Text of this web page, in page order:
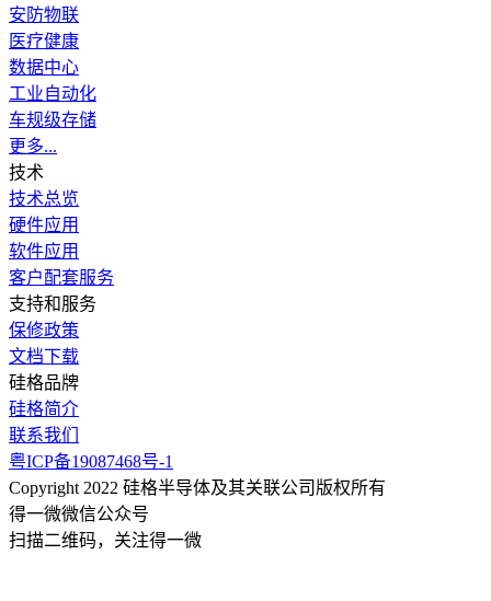
安防物联
医疗健康
数据中心
工业自动化
车规级存储
更多...
技术
技术总览
硬件应用
软件应用
客户配套服务
支持和服务
保修政策
文档下载
硅格品牌
硅格简介
联系我们
粤ICP备19087468号-1
Copyright 2022 硅格半导体及其关联公司版权所有
得一微微信公众号
扫描二维码，关注得一微